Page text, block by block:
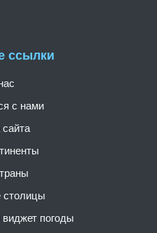
ссылки
с нами
сайта
погоды